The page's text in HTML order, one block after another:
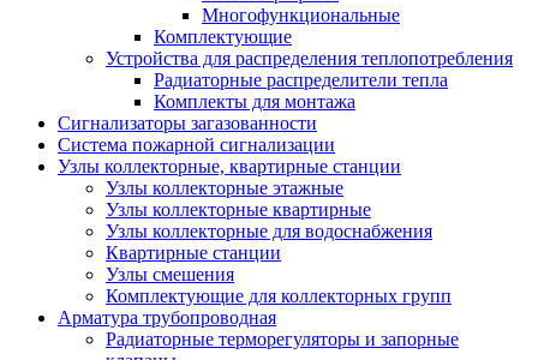
Многофункциональные
Комплектующие
Устройства для распределения теплопотребления
Радиаторные распределители тепла
Комплекты для монтажа
Сигнализаторы загазованности
Система пожарной сигнализации
Узлы коллекторные, квартирные станции
Узлы коллекторные этажные
Узлы коллекторные квартирные
Узлы коллекторные для водоснабжения
Квартирные станции
Узлы смешения
Комплектующие для коллекторных групп
Арматура трубопроводная
Радиаторные терморегуляторы и запорные